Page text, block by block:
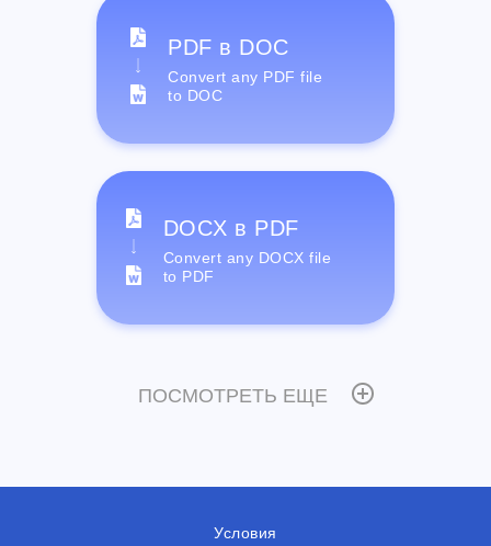
PDF в DOC
Convert any PDF file
to DOC
DOCX в PDF
Convert any DOCX file
to PDF
ПОСМОТРЕТЬ ЕЩЕ
Условия